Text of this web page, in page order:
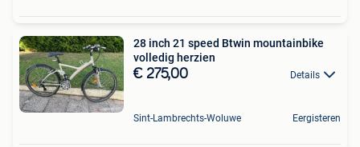
28 inch 21 speed Btwin mountainbike
volledig herzien
€ 275,00 Details
Sint-Lambrechts-Woluwe Eergisteren